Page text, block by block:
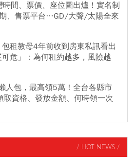
時間、票價、座位圖出爐！實名制
、售票平台…GD/大聲/太陽全來
租教母4年前收到房東私訊看出
可危」：為何租約越多，風險越
人包，最高領5萬！全台各縣市
資格、發放金額、何時領一次
/ HOT NEWS /